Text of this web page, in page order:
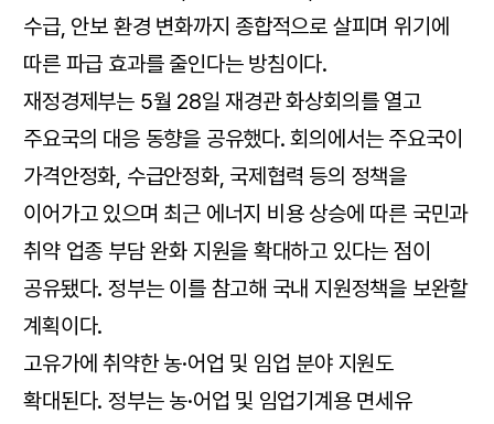
수급, 안보 환경 변화까지 종합적으로 살피며 위기에
따른 파급 효과를 줄인다는 방침이다.
재정경제부는 5월 28일 재경관 화상회의를 열고
주요국의 대응 동향을 공유했다. 회의에서는 주요국이
가격안정화, 수급안정화, 국제협력 등의 정책을
이어가고 있으며 최근 에너지 비용 상승에 따른 국민과
취약 업종 부담 완화 지원을 확대하고 있다는 점이
공유됐다. 정부는 이를 참고해 국내 지원정책을 보완할
계획이다.
고유가에 취약한 농·어업 및 임업 분야 지원도
확대된다. 정부는 농·어업 및 임업기계용 면세유